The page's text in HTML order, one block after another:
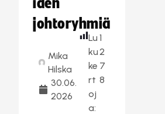
iden
johtoryhmiä
Mika
Hilska
30.06.
2026
Lu
ku
ke
rt
oj
a:
1
2
7
8